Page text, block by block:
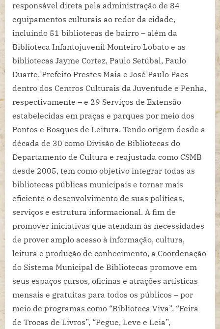
responsável direta pela administração de 84
equipamentos culturais ao redor da cidade,
incluindo 51 bibliotecas de bairro – além da
Biblioteca Infantojuvenil Monteiro Lobato e as
bibliotecas Jayme Cortez, Paulo Setúbal, Paulo
Duarte, Prefeito Prestes Maia e José Paulo Paes
dentro dos Centros Culturais da Juventude e Penha,
respectivamente – e 29 Serviços de Extensão
estabelecidas em praças e parques por meio dos
Pontos e Bosques de Leitura. Tendo origem desde a
década de 30 como Divisão de Bibliotecas do
Departamento de Cultura e reajustada como CSMB
desde 2005, tem como objetivo integrar todas as
bibliotecas públicas municipais e tornar mais
eficiente o desenvolvimento de suas políticas,
serviços e estrutura informacional. A fim de
promover iniciativas que atendam às necessidades
de prover amplo acesso à informação, cultura,
leitura e produção de conhecimento, a Coordenação
do Sistema Municipal de Bibliotecas promove em
seus espaços cursos, oficinas e atrações artísticas
mensais e gratuitas para todos os públicos – por
meio de programas como “Biblioteca Viva”, “Feira
de Trocas de Livros”, “Pegue, Leve e Leia”,